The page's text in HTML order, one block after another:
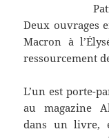
Deux ouvrages
Macron à
ressourcement
L’un est porte-
au magazine
dans un livre,